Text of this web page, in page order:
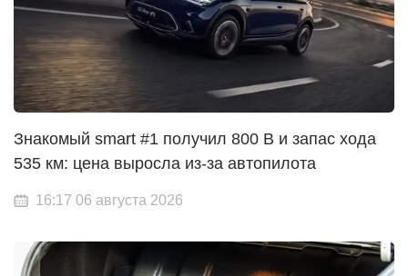
Знакомый smart #1 получил 800 В и запас хода
535 км: цена выросла из-за автопилота
16:17 06 августа 2026